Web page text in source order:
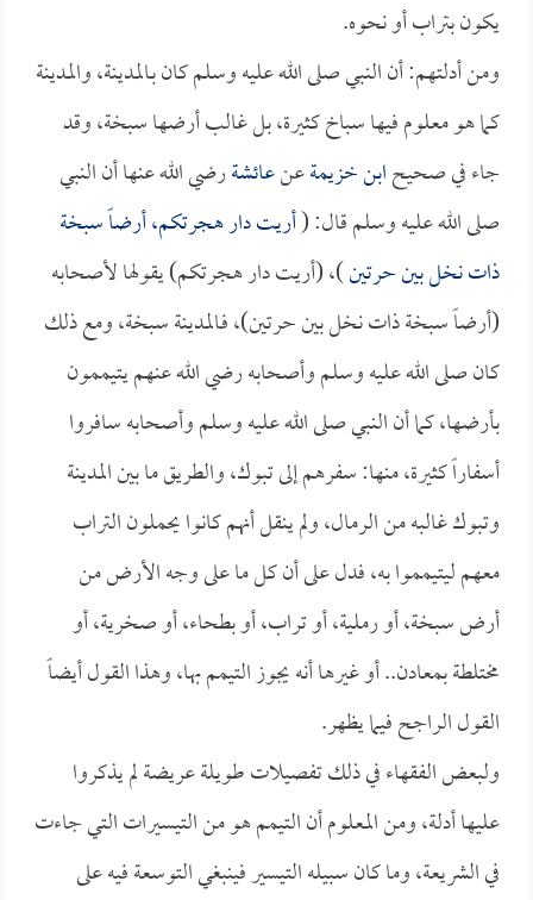
يكون بتراب أو نحوه.
ومن أدلتهم: أن النبي صلى الله عليه وسلم كان بـالمدينة، والمدينة
كما هو معلوم فيها سباخ كثيرة، بل غالب أرضها سبخة، وقد
جاء في صحيحابن خزيمةعنعائشةرضي الله عنها أن النبي
صلى الله عليه وسلم قال: (أريت دار هجرتكم، أرضاً سبخة
ذات نخل بين حرتين)، (أريت دار هجرتكم) يقولها لأصحابه
(أرضاً سبخة ذات نخل بين حرتين)، فـالمدينة سبخة، ومع ذلك
كان صلى الله عليه وسلم وأصحابه رضي الله عنهم يتيممون
بأرضها، كما أن النبي صلى الله عليه وسلم وأصحابه سافروا
أسفاراً كثيرة، منها: سفرهم إلى تبوك، والطريق ما بين المدينة
وتبوك غالبه من الرمال، ولم ينقل أنهم كانوا يحملون التراب
معهم ليتيمموا به، فدل على أن كل ما على وجه الأرض من
أرض سبخة، أو رملية، أو تراب، أو بطحاء، أو صخرية، أو
مختلطة بمعادن.. أو غيرها أنه يجوز التيمم بها، وهذا القول أيضاً
القول الراجح فيما يظهر.
ولبعض الفقهاء في ذلك تفصيلات طويلة عريضة لم يذكروا
عليها أدلة، ومن المعلوم أن التيمم هو من التيسيرات التي جاءت
في الشريعة، وما كان سبيله التيسير فينبغي التوسعة فيه على